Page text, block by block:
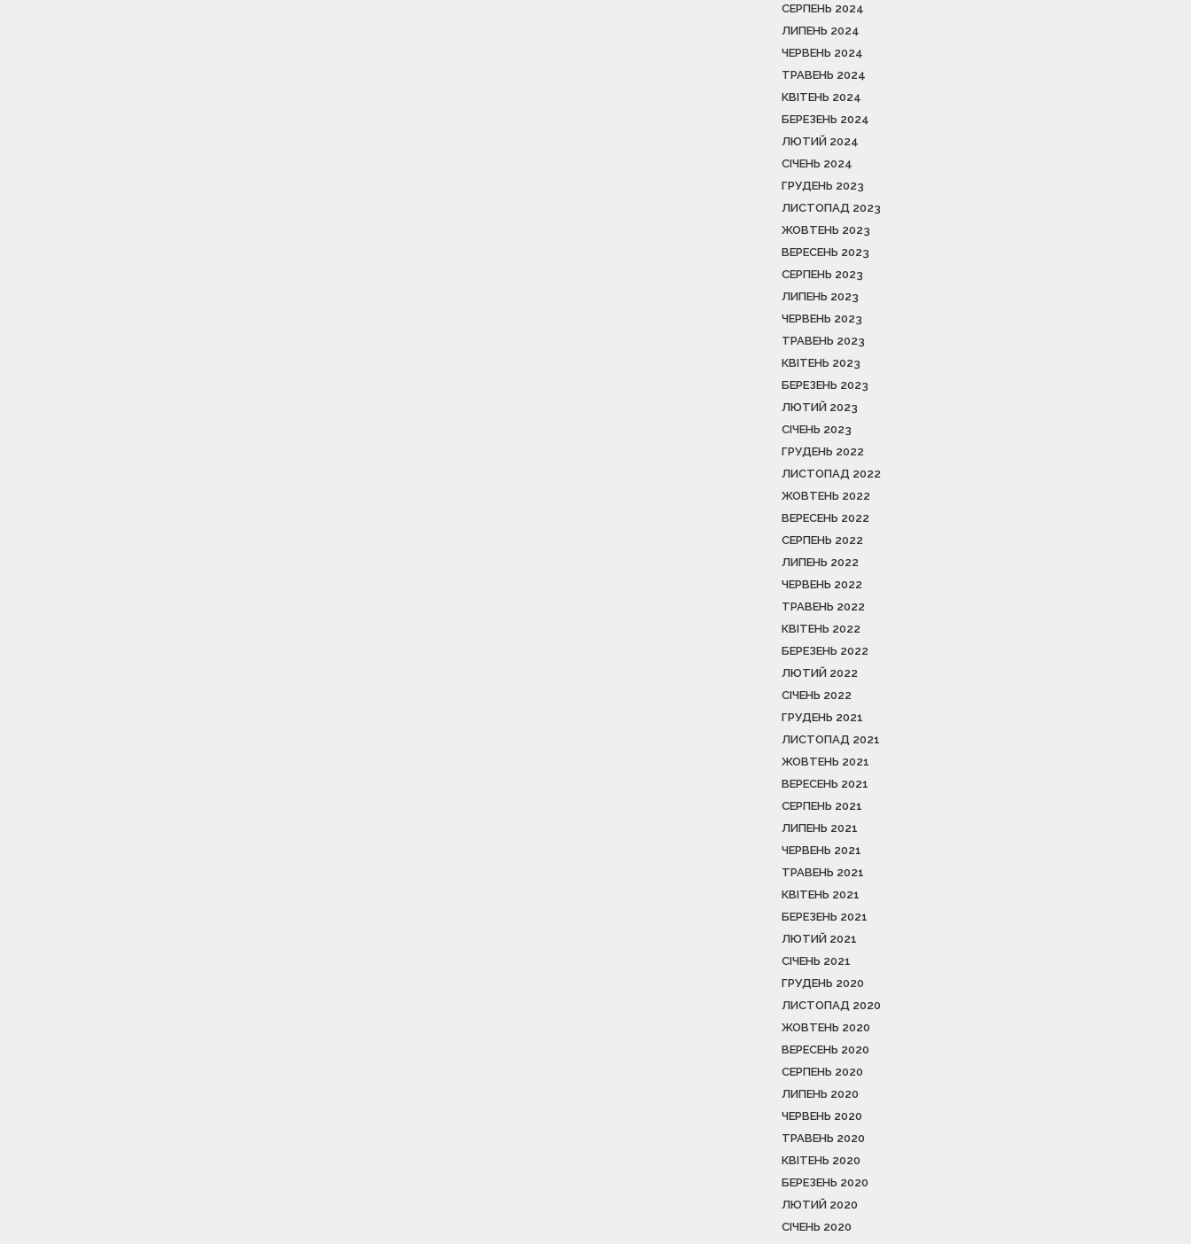
СЕРПЕНЬ 2024
ЛИПЕНЬ 2024
ЧЕРВЕНЬ 2024
ТРАВЕНЬ 2024
КВІТЕНЬ 2024
БЕРЕЗЕНЬ 2024
ЛЮТИЙ 2024
СІЧЕНЬ 2024
ГРУДЕНЬ 2023
ЛИСТОПАД 2023
ЖОВТЕНЬ 2023
ВЕРЕСЕНЬ 2023
СЕРПЕНЬ 2023
ЛИПЕНЬ 2023
ЧЕРВЕНЬ 2023
ТРАВЕНЬ 2023
КВІТЕНЬ 2023
БЕРЕЗЕНЬ 2023
ЛЮТИЙ 2023
СІЧЕНЬ 2023
ГРУДЕНЬ 2022
ЛИСТОПАД 2022
ЖОВТЕНЬ 2022
ВЕРЕСЕНЬ 2022
СЕРПЕНЬ 2022
ЛИПЕНЬ 2022
ЧЕРВЕНЬ 2022
ТРАВЕНЬ 2022
КВІТЕНЬ 2022
БЕРЕЗЕНЬ 2022
ЛЮТИЙ 2022
СІЧЕНЬ 2022
ГРУДЕНЬ 2021
ЛИСТОПАД 2021
ЖОВТЕНЬ 2021
ВЕРЕСЕНЬ 2021
СЕРПЕНЬ 2021
ЛИПЕНЬ 2021
ЧЕРВЕНЬ 2021
ТРАВЕНЬ 2021
КВІТЕНЬ 2021
БЕРЕЗЕНЬ 2021
ЛЮТИЙ 2021
СІЧЕНЬ 2021
ГРУДЕНЬ 2020
ЛИСТОПАД 2020
ЖОВТЕНЬ 2020
ВЕРЕСЕНЬ 2020
СЕРПЕНЬ 2020
ЛИПЕНЬ 2020
ЧЕРВЕНЬ 2020
ТРАВЕНЬ 2020
КВІТЕНЬ 2020
БЕРЕЗЕНЬ 2020
ЛЮТИЙ 2020
СІЧЕНЬ 2020